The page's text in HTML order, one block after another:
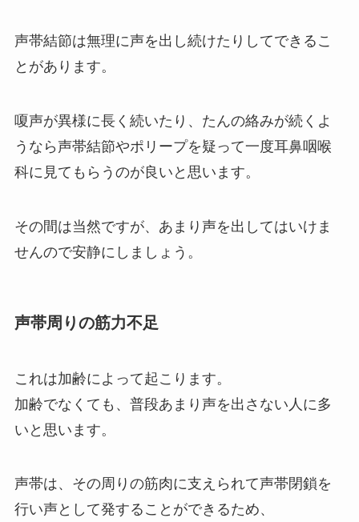
声帯結節は無理に声を出し続けたりしてできるこ
とがあります。
嗄声が異様に長く続いたり、たんの絡みが続くよ
うなら声帯結節やポリープを疑って一度耳鼻咽喉
科に見てもらうのが良いと思います。
その間は当然ですが、あまり声を出してはいけま
せんので安静にしましょう。
声帯周りの筋力不足
これは加齢によって起こります。
加齢でなくても、普段あまり声を出さない人に多
いと思います。
声帯は、その周りの筋肉に支えられて声帯閉鎖を
行い声として発することができるため、